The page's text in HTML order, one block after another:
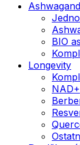
BIO
Longevity
NAD+